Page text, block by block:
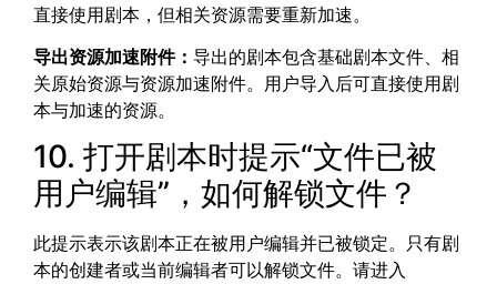
直接使用剧本，但相关资源需要重新加速。
导出资源加速附件： 导出的剧本包含基础剧本文件、相
关原始资源与资源加速附件。用户导入后可直接使用剧
本与加速的资源。
10. 打开剧本时提示“文件已被
用户编辑”，如何解锁文件？
此提示表示该剧本正在被用户编辑并已被锁定。只有剧
本的创建者或当前编辑者可以解锁文件。请进入